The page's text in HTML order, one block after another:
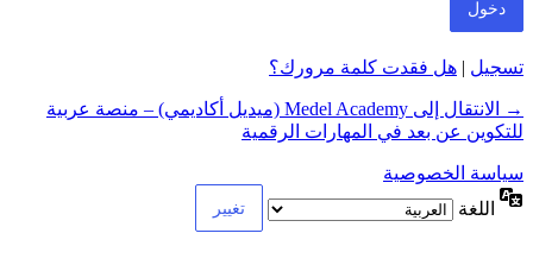
تسجيل | هل فقدت كلمة مرورك؟
→ الانتقال إلى Medel Academy (ميديل أكاديمي) – منصة عربية
للتكوين عن بعد في المهارات الرقمية
سياسة الخصوصية
اللغة